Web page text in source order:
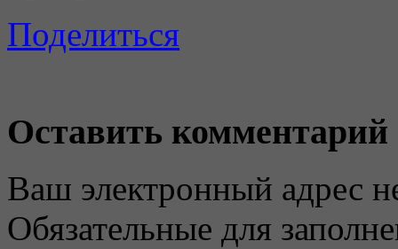
Поделиться
Оставить комментарий
Ваш электронный адрес
Обязательные для